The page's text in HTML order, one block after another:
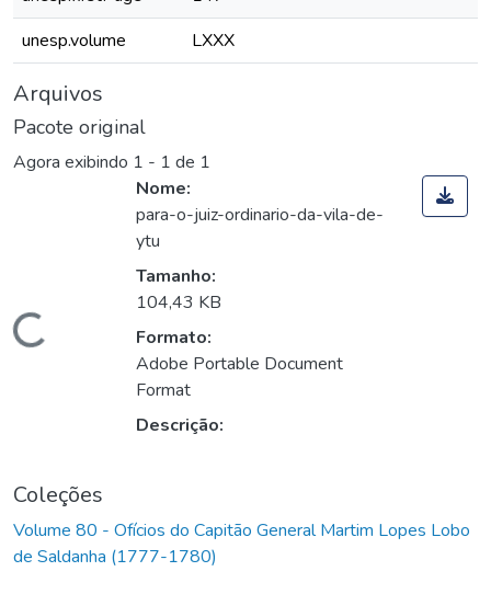
unesp.volume
LXXX
Arquivos
Pacote original
Agora exibindo 1 - 1 de 1
Carregando...
Nome:
para-o-juiz-ordinario-da-vila-de-
ytu
Tamanho:
104,43 KB
Formato:
Adobe Portable Document
Format
Descrição:
Coleções
Volume 80 - Ofícios do Capitão General Martim Lopes Lobo
de Saldanha (1777-1780)